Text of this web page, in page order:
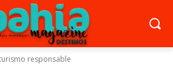
responsable